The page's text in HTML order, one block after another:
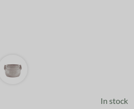
In stock